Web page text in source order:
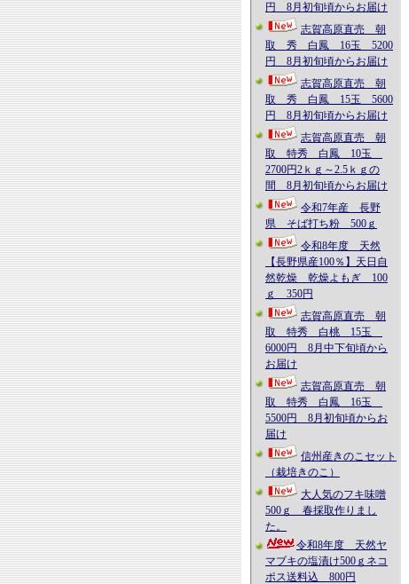
円 8月初旬頃からお届け
志賀高原直売 朝
取 秀 白鳳 16玉 5200
円 8月初旬頃からお届け
志賀高原直売 朝
取 秀 白鳳 15玉 5600
円 8月初旬頃からお届け
志賀高原直売 朝
取 特秀 白鳳 10玉
2700円2ｋｇ～2.5ｋｇの
間 8月初旬頃からお届け
令和7年産 長野
県 そば打ち粉 500ｇ
令和8年度 天然
【長野県産100％】天日自
然乾燥 乾燥よもぎ 100
ｇ 350円
志賀高原直売 朝
取 特秀 白桃 15玉
6000円 8月中下旬頃から
お届け
志賀高原直売 朝
取 特秀 白鳳 16玉
5500円 8月初旬頃からお
届け
信州産きのこセット
（栽培きのこ）
大人気のフキ味噌
500ｇ 春採取作りまし
た。
令和8年度 天然ヤ
マブキの塩漬け500ｇネコ
ポス送料込 800円